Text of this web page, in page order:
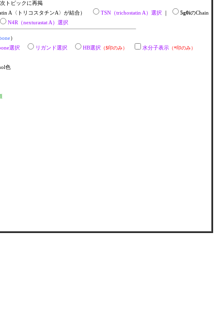
トピックに再掲
A〈トリコスタチンA〉が結合） TSN（trichostatin A）選択 5g0iのChain
N4R（nexturastat A）選択
）
選択 リガンド選択 HB選択 （$印のみ） 水分子表示 （*印のみ）
色